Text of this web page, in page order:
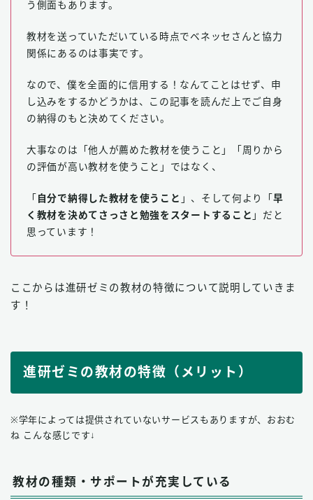
う側面もあります。
教材を送っていただいている時点でベネッセさんと協力
関係にあるのは事実です。
なので、僕を全面的に信用する！なんてことはせず、申
し込みをするかどうかは、この記事を読んだ上でご自身
の納得のもと決めてください。
大事なのは「他人が薦めた教材を使うこと」「周りから
の評価が高い教材を使うこと」ではなく、
「 自分で納得した教材を使うこと 」、そして何より「 早
く教材を決めてさっさと勉強をスタートすること 」だと
思っています！
ここからは進研ゼミの教材の特徴について説明していきま
す！
進研ゼミの教材の特徴（メリット）
※学年によっては提供されていないサービスもありますが、おおむ
ね こんな感じです↓
教材の種類・サポートが充実している